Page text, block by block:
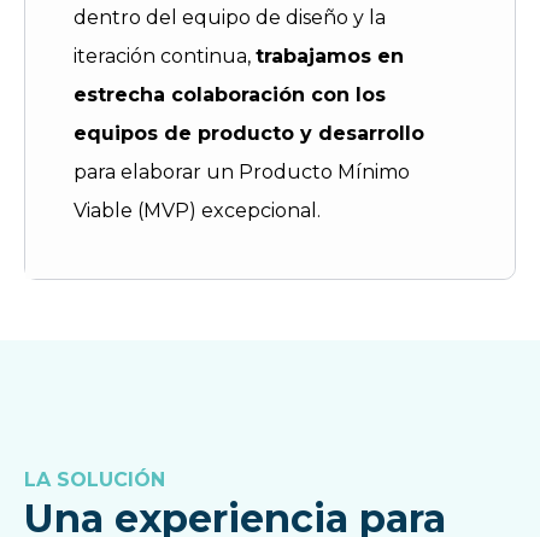
dentro del equipo de diseño y la
iteración continua, trabajamos en
estrecha colaboración con los
equipos de producto y desarrollo
para elaborar un Producto Mínimo
Viable (MVP) excepcional.
LA SOLUCIÓN
Una experiencia para